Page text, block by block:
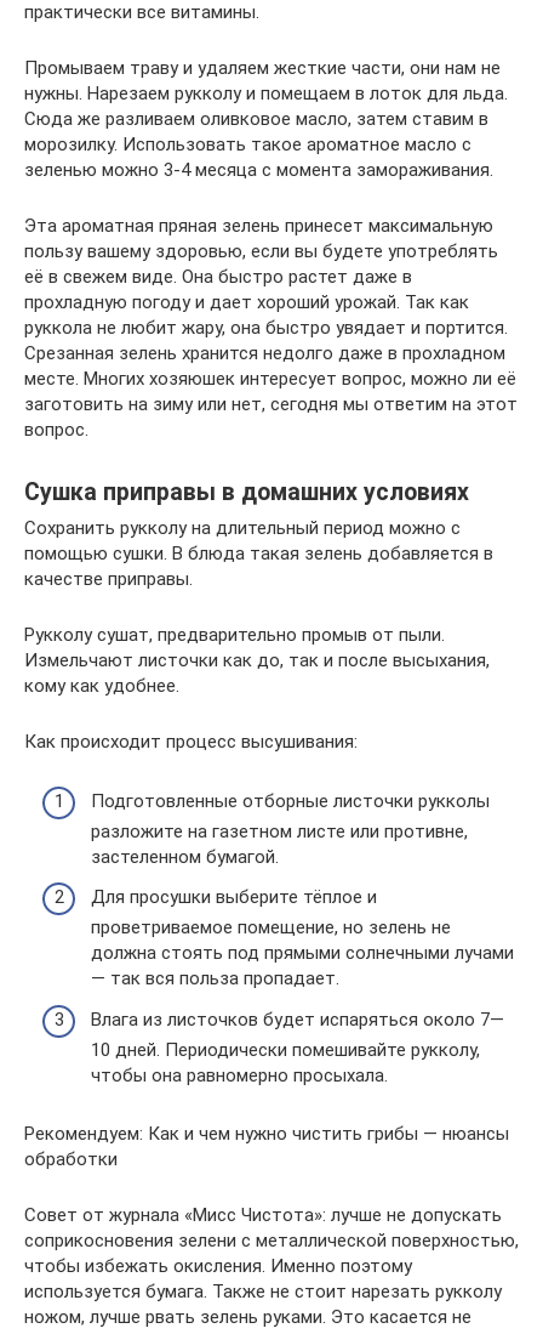
практически все витамины.
Промываем траву и удаляем жесткие части, они нам не
нужны. Нарезаем рукколу и помещаем в лоток для льда.
Сюда же разливаем оливковое масло, затем ставим в
морозилку. Использовать такое ароматное масло с
зеленью можно 3-4 месяца с момента замораживания.
Эта ароматная пряная зелень принесет максимальную
пользу вашему здоровью, если вы будете употреблять
её в свежем виде. Она быстро растет даже в
прохладную погоду и дает хороший урожай. Так как
руккола не любит жару, она быстро увядает и портится.
Срезанная зелень хранится недолго даже в прохладном
месте. Многих хозяюшек интересует вопрос, можно ли её
заготовить на зиму или нет, сегодня мы ответим на этот
вопрос.
Сушка приправы в домашних условиях
Сохранить рукколу на длительный период можно с
помощью сушки. В блюда такая зелень добавляется в
качестве приправы.
Рукколу сушат, предварительно промыв от пыли.
Измельчают листочки как до, так и после высыхания,
кому как удобнее.
Как происходит процесс высушивания:
Подготовленные отборные листочки рукколы
разложите на газетном листе или противне,
застеленном бумагой.
Для просушки выберите тёплое и
проветриваемое помещение, но зелень не
должна стоять под прямыми солнечными лучами
— так вся польза пропадает.
Влага из листочков будет испаряться около 7—
10 дней. Периодически помешивайте рукколу,
чтобы она равномерно просыхала.
Рекомендуем: Как и чем нужно чистить грибы — нюансы
обработки
Совет от журнала «Мисс Чистота»: лучше не допускать
соприкосновения зелени с металлической поверхностью,
чтобы избежать окисления. Именно поэтому
используется бумага. Также не стоит нарезать рукколу
ножом, лучше рвать зелень руками. Это касается не